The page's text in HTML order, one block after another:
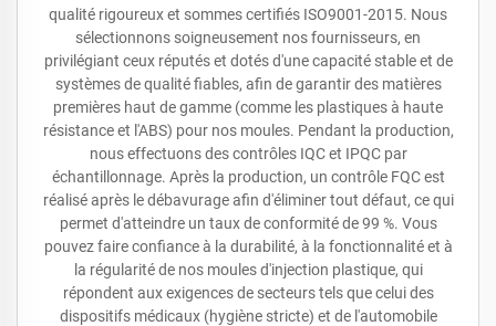
qualité rigoureux et sommes certifiés ISO9001-2015. Nous
sélectionnons soigneusement nos fournisseurs, en
privilégiant ceux réputés et dotés d'une capacité stable et de
systèmes de qualité fiables, afin de garantir des matières
premières haut de gamme (comme les plastiques à haute
résistance et l'ABS) pour nos moules. Pendant la production,
nous effectuons des contrôles IQC et IPQC par
échantillonnage. Après la production, un contrôle FQC est
réalisé après le débavurage afin d'éliminer tout défaut, ce qui
permet d'atteindre un taux de conformité de 99 %. Vous
pouvez faire confiance à la durabilité, à la fonctionnalité et à
la régularité de nos moules d'injection plastique, qui
répondent aux exigences de secteurs tels que celui des
dispositifs médicaux (hygiène stricte) et de l'automobile